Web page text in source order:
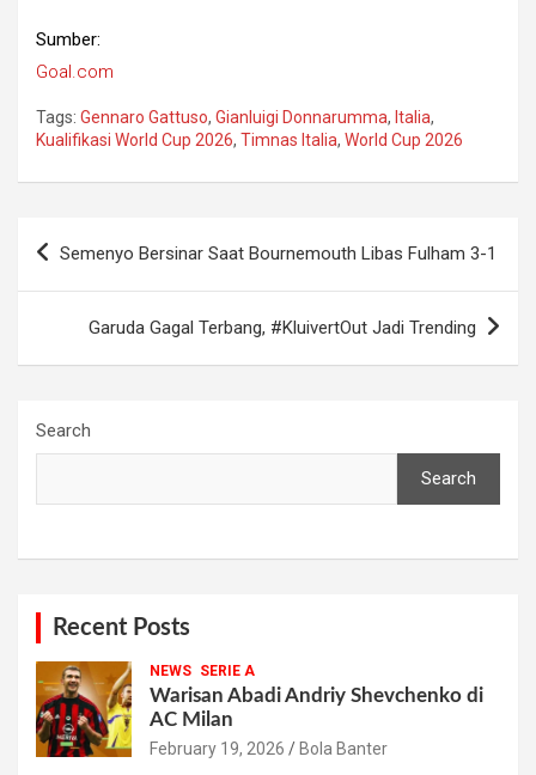
Sumber:
Goal.com
Tags: Gennaro Gattuso, Gianluigi Donnarumma, Italia,
Kualifikasi World Cup 2026, Timnas Italia, World Cup 2026
navigation
Semenyo Bersinar Saat Bournemouth Libas Fulham 3-1
Garuda Gagal Terbang, #KluivertOut Jadi Trending
Search
Search
Recent Posts
NEWS SERIE A
Warisan Abadi Andriy Shevchenko di
AC Milan
February 19, 2026 Bola Banter